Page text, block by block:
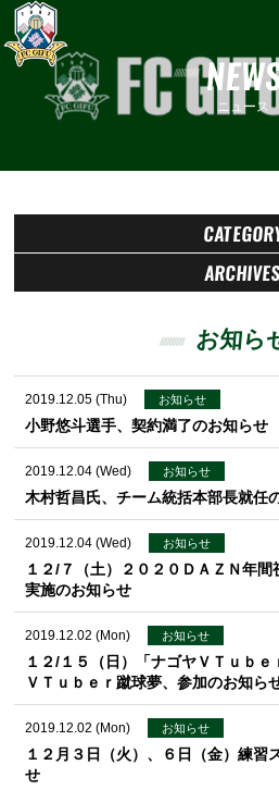
ニュース
ARCHIVES
お知ら
2019.12.05 (Thu) お知らせ
小野悠斗選手、契約満了のお知らせ
2019.12.04 (Wed) お知らせ
木村哲昌氏、チーム統括本部長就任
2019.12.04 (Wed) お知らせ
１２/７（土）２０２０ＤＡＺＮ年
実施のお知らせ
2019.12.02 (Mon) お知らせ
１２/１５（日）「ナゴヤＶＴｕｂ
ＶＴｕｂｅｒ蹴球夢、参加のお知ら
2019.12.02 (Mon) お知らせ
１２月３日（火）、６日（金）練習
せ